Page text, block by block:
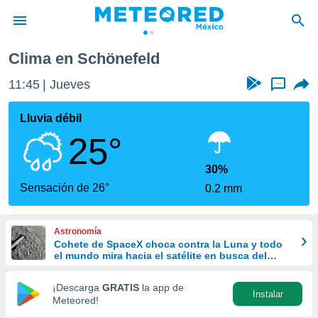
de
ha sido
para
que se
calidad.
a este
las
y
forma
digital
basada
Clima en Schönefeld
11:45 Jueves ...
Lluvia débil
25°
Sensación de 26°
30%
0.2 mm
Astronomía
Cohete de SpaceX choca contra la Luna y todo
el mundo mira hacia el satélite en busca del
¡Descarga GRATIS la app de
Meteored!
Instalar